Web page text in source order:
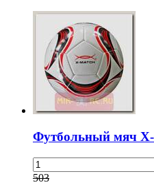
Футбольный мяч
503